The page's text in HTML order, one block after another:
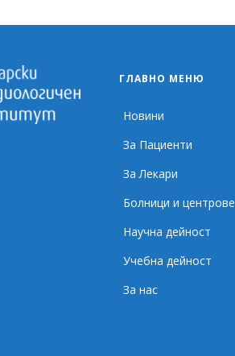
ГЛАВНО МЕНЮ
Новини
За Пациенти
За Лекари
Болници и центрове
Научна дейност
Учебна дейност
За нас